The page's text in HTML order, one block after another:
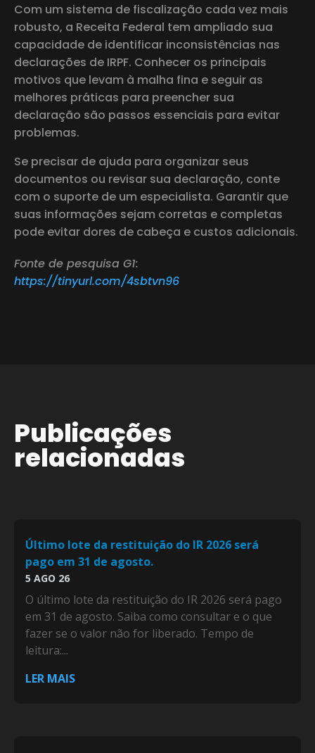
Com um sistema de fiscalização cada vez mais
robusto, a Receita Federal tem ampliado sua
capacidade de identificar inconsistências nas
declarações de IRPF. Conhecer os principais
motivos que levam à malha fina e seguir as
melhores práticas para preencher sua
declaração são passos essenciais para evitar
problemas.
Se precisar de ajuda para organizar seus
documentos ou revisar sua declaração, conte
com o suporte de um especialista. Garantir que
suas informações sejam corretas e completas
pode evitar dores de cabeça e custos adicionais.
Fonte de pesquisa G1:
https://tinyurl.com/4sbtvn96
Publicações
relacionadas
Último lote da restituição do IR 2026 será
pago em 31 de agosto.
5 AGO 26
O último lote da restituição do IR 2026 será pago
em 31 de agosto. Saiba como consultar e o que
fazer se o valor não for liberado. Tempo de
leitura:...
LER MAIS